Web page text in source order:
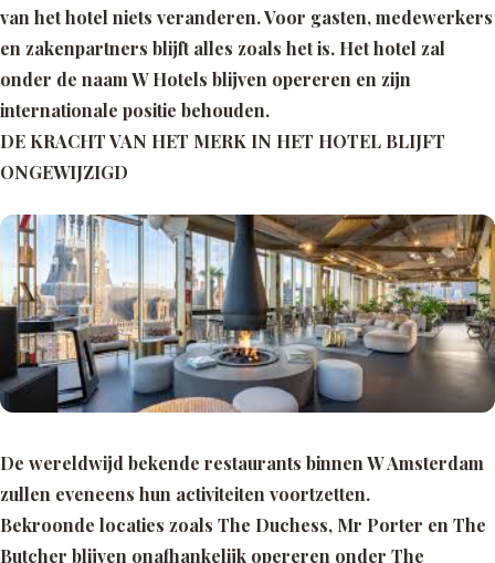
van het hotel niets veranderen. Voor gasten, medewerkers
en zakenpartners blijft alles zoals het is. Het hotel zal
onder de naam W Hotels blijven opereren en zijn
internationale positie behouden.
DE KRACHT VAN HET MERK IN HET HOTEL BLIJFT
ONGEWIJZIGD
De wereldwijd bekende restaurants binnen W Amsterdam
zullen eveneens hun activiteiten voortzetten.
Bekroonde locaties zoals The Duchess, Mr Porter en The
Butcher blijven onafhankelijk opereren onder The